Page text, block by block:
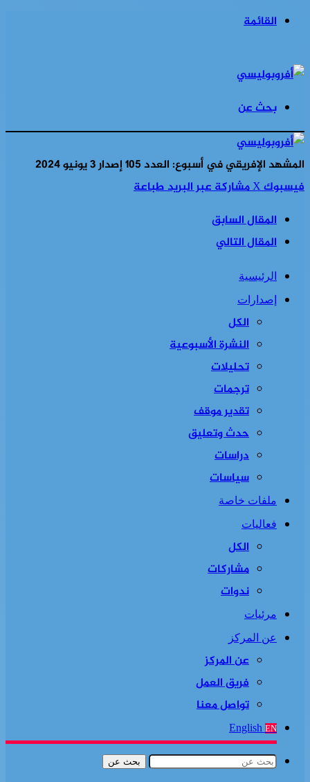
القائمة
بحث عن
المشهد الإفريقي في أسبوع: العدد 105 إصدار 3 يونيو 2024
فيسبوك‫Xمشاركة عبر البريدطباعة
المقال السابق
المقال التالي
الرئيسية
إصدارات
الكل
النشرة الأسبوعية
تحليلات
ترجمات
تقدير موقف
حدث وتعليق
دراسات
سياسات
ملفات خاصة
فعاليات
الكل
مشاركات
ندوات
مرئيات
عن المركز
عن المركز
فريق العمل
تواصل معنا
English EN
بحث عن